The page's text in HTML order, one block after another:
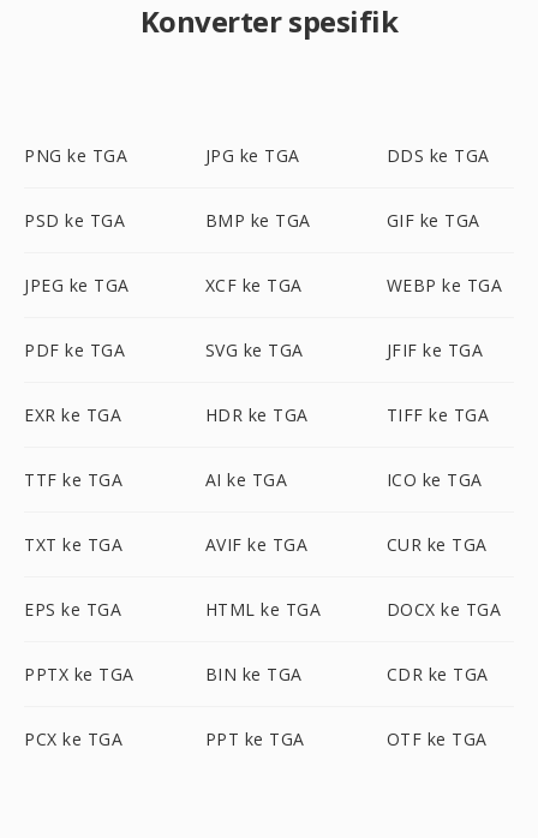
Konverter spesifik
PNG ke TGA JPG ke TGA DDS ke TGA
PSD ke TGA BMP ke TGA GIF ke TGA
JPEG ke TGA XCF ke TGA WEBP ke TGA
PDF ke TGA SVG ke TGA JFIF ke TGA
EXR ke TGA HDR ke TGA TIFF ke TGA
TTF ke TGA AI ke TGA ICO ke TGA
TXT ke TGA AVIF ke TGA CUR ke TGA
EPS ke TGA HTML ke TGA DOCX ke TGA
PPTX ke TGA BIN ke TGA CDR ke TGA
PCX ke TGA PPT ke TGA OTF ke TGA